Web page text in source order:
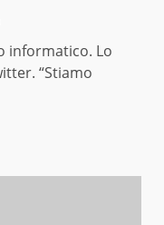
informatico. Lo
“Stiamo